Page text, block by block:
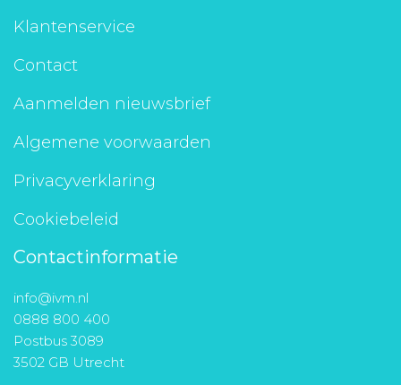
Klantenservice
Contact
Aanmelden nieuwsbrief
Algemene voorwaarden
Privacyverklaring
Cookiebeleid
Contactinformatie
info@ivm.nl
0888 800 400
Postbus 3089
3502 GB Utrecht